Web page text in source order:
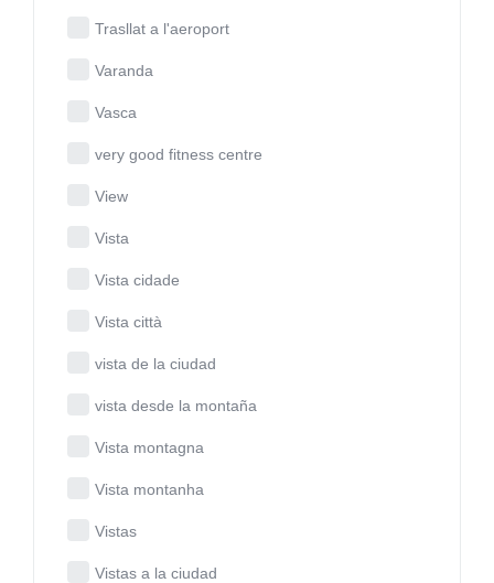
Trasllat a l'aeroport
Varanda
Vasca
very good fitness centre
View
Vista
Vista cidade
Vista città
vista de la ciudad
vista desde la montaña
Vista montagna
Vista montanha
Vistas
Vistas a la ciudad